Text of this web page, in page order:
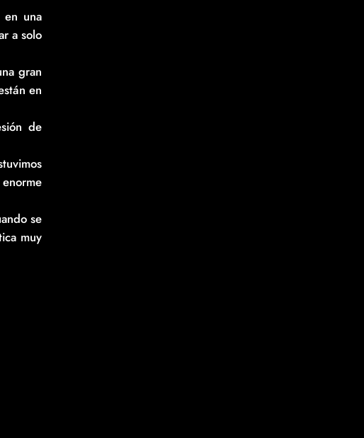
una
a solo
gran
en
de
se
muy